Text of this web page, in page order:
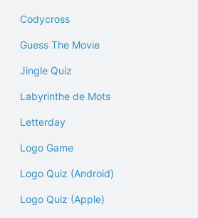
Codycross
Guess The Movie
Jingle Quiz
Labyrinthe de Mots
Letterday
Logo Game
Logo Quiz (Android)
Logo Quiz (Apple)